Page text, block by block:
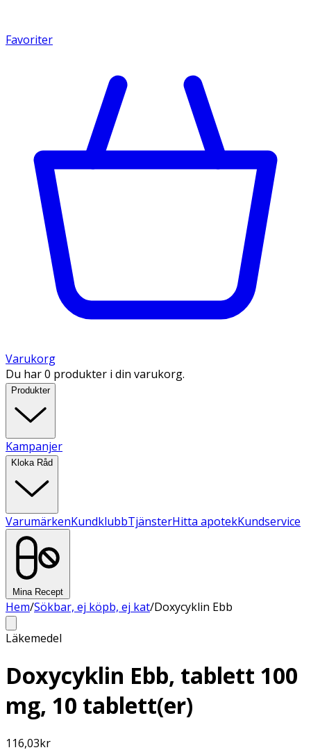
Favoriter
Varukorg
Du har 0 produkter i din varukorg.
Produkter
Kampanjer
Kloka Råd
VarumärkenKundklubbTjänsterHitta apotekKundservice
Mina Recept
Hem/Sökbar, ej köpb, ej kat/Doxycyklin Ebb
Läkemedel
Doxycyklin Ebb, tablett 100
mg, 10 tablett(er)
116,03kr